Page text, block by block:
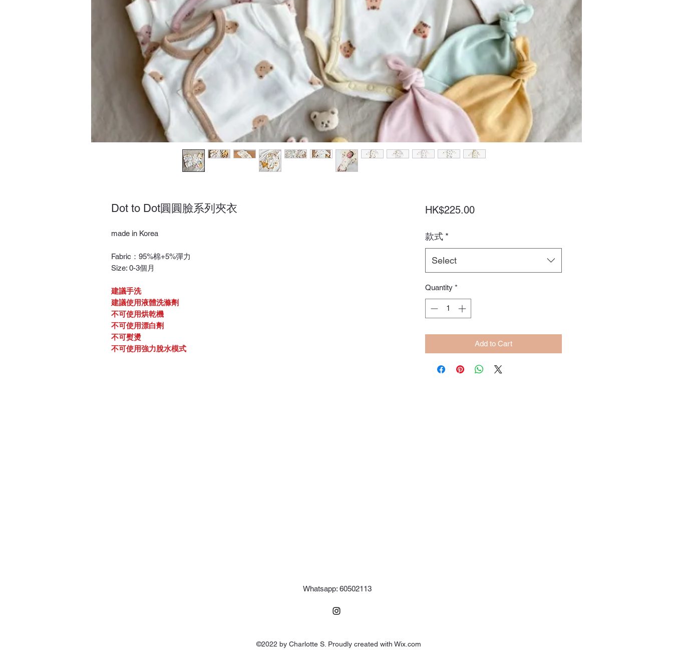
Dot to Dot圓圓臉系列夾衣
made in Korea
Fabric：95%棉+5%彈力
Size: 0-3個月
建議手洗
建議使用液體洗滌劑
不可使用烘乾機
不可使用漂白劑
不可熨燙
不可使用強力脫水模式
HK$225.00Price
款式 *
Select
Quantity *
Add to Cart
Whatsapp: 60502113
©2022 by Charlotte S. Proudly created with Wix.com